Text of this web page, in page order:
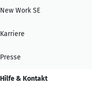
New Work SE
Karriere
Presse
Hilfe & Kontakt